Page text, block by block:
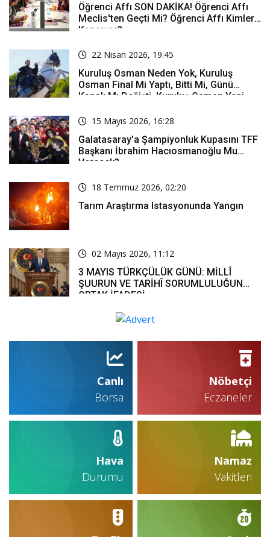
Öğrenci Affı SON DAKİKA! Öğrenci Affı
Meclis'ten Geçti Mi? Öğrenci Affı Kimleri
Kapsıyor?
22 Nisan 2026, 19:45
Kuruluş Osman Neden Yok, Kuruluş
Osman Final Mi Yaptı, Bitti Mi, Günü
Kanalı Mı Değişti, Kuruluş Osman Yeni
15 Mayıs 2026, 16:28
Galatasaray'a Şampiyonluk Kupasını TFF
Başkanı İbrahim Hacıosmanoğlu Mu
Verecek?
18 Temmuz 2026, 02:20
Tarım Araştırma Istasyonunda Yangın
02 Mayıs 2026, 11:12
3 MAYIS TÜRKÇÜLÜK GÜNÜ: MİLLÎ
ŞUURUN VE TARİHÎ SORUMLULUĞUN
ORTAK İFADESİ
Canlı
Borsa
Nöbetçi
Eczaneler
Hava
Durumu
Namaz
Vakitleri